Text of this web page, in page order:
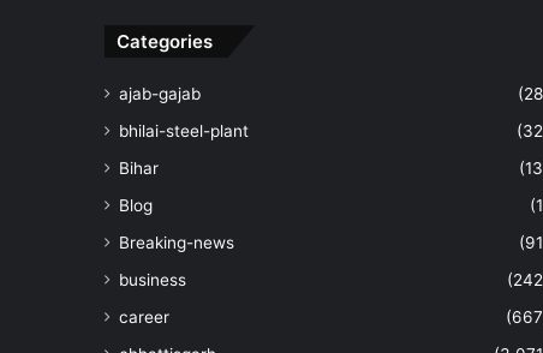
Categories
ajab-gajab
bhilai-steel-plant
Bihar
Blog
Breaking-news
business
career